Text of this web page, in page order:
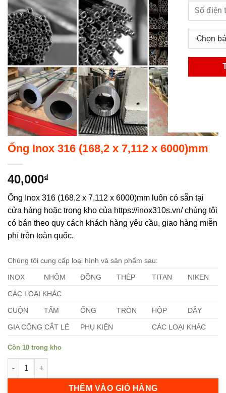
Ống Inox 316 (168,2 x 7,112 x 6000)mm
40,000₫
Ống Inox 316 (168,2 x 7,112 x 6000)mm luôn có sẵn tại
cửa hàng hoặc trong kho của https://inox310s.vn/ chúng tôi
có bán theo quy cách khách hàng yêu cầu, giao hàng miễn
phí trên toàn quốc.
Chúng tôi cung cấp loại hình và sản phẩm sau:
INOX NHÔM ĐỒNG THÉP TITAN NIKEN
CÁC LOẠI KHÁC
CUỘN TẤM ỐNG TRÒN HỘP DÂY
GIA CÔNG CẮT LẺ PHỤ KIỆN CÁC LOẠI KHÁC
Còn 10 trong kho
Ống Inox 316 (168,2 x 7,112 x 6000)mm số lượng
THÊM VÀO GIỎ HÀNG